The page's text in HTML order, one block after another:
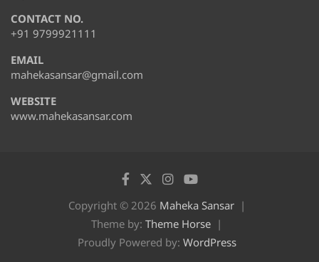
CONTACT NO.
+91 9799921111
EMAIL
mahekasansar@gmail.com
WEBSITE
www.mahekasansar.com
Copyright © 2026 Maheka Sansar
Theme by: Theme Horse
Proudly Powered by: WordPress